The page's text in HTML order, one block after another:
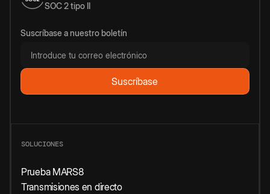
SOC 2 tipo II
Suscríbase a nuestro boletín
SOLUCIONES
Prueba MARS8
Transmisiones en directo